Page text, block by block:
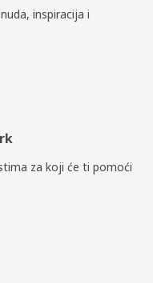
inspiracija i
za koji će ti pomoći